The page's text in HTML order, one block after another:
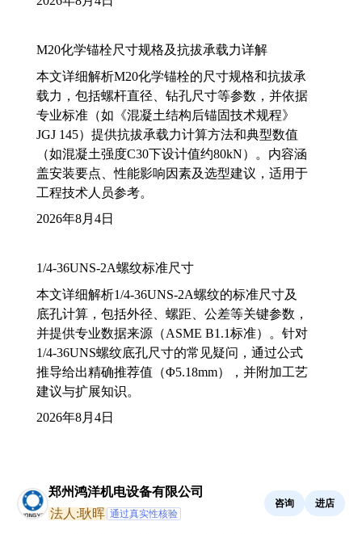
M20化学锚栓尺寸规格及抗拔承载力详解
本文详细解析M20化学锚栓的尺寸规格和抗拔承
载力，包括螺杆直径、钻孔尺寸等参数，并依据
专业标准（如《混凝土结构后锚固技术规程》
JGJ 145）提供抗拔承载力计算方法和典型数值
（如混凝土强度C30下设计值约80kN）。内容涵
盖安装要点、性能影响因素及选型建议，适用于
工程技术人员参考。
2026年8月4日
1/4-36UNS-2A螺纹标准尺寸
本文详细解析1/4-36UNS-2A螺纹的标准尺寸及
底孔计算，包括外径、螺距、公差等关键参数，
并提供专业数据来源（ASME B1.1标准）。针对
1/4-36UNS螺纹底孔尺寸的常见疑问，通过公式
推导给出精确推荐值（Φ5.18mm），并附加工艺
建议与扩展知识。
2026年8月4日
郑州鸿洋机电设备有限公司
法人:耿晖 通过真实性核验
咨询 进店